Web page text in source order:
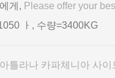
게, Please offer your
ㅏ, 수량=3400KG
틀라나 카파체니아 사이